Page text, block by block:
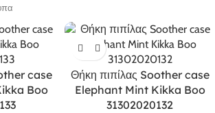
case
Boo
Θήκη πιπίλας Soother case
Elephant Mint Kikka Boo
31302020132